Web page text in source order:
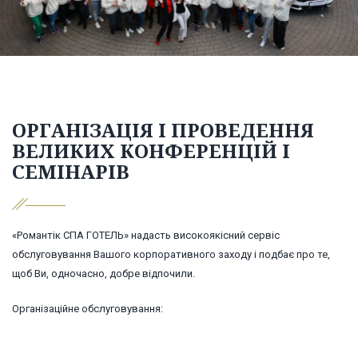
ОРГАНІЗАЦІЯ І ПРОВЕДЕННЯ
ВЕЛИКИХ КОНФЕРЕНЦІЙ І
СЕМІНАРІВ
«Романтік СПА ГОТЕЛЬ» надасть високоякісний сервіс
обслуговування Вашого корпоративного заходу і подбає про те,
щоб Ви, одночасно, добре відпочили.
Організаційне обслуговування: